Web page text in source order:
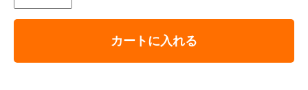
カートに入れる